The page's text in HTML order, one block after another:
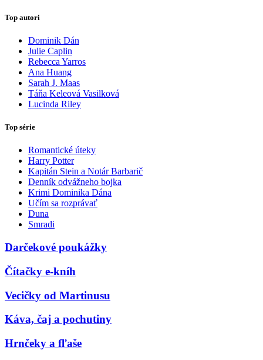
Top autori
Dominik Dán
Julie Caplin
Rebecca Yarros
Ana Huang
Sarah J. Maas
Táňa Keleová Vasilková
Lucinda Riley
Top série
Romantické úteky
Harry Potter
Kapitán Stein a Notár Barbarič
Denník odvážneho bojka
Krimi Dominika Dána
Učím sa rozprávať
Duna
Smradi
Darčekové poukážky
Čítačky e-kníh
Vecičky od Martinusu
Káva, čaj a pochutiny
Hrnčeky a fľaše